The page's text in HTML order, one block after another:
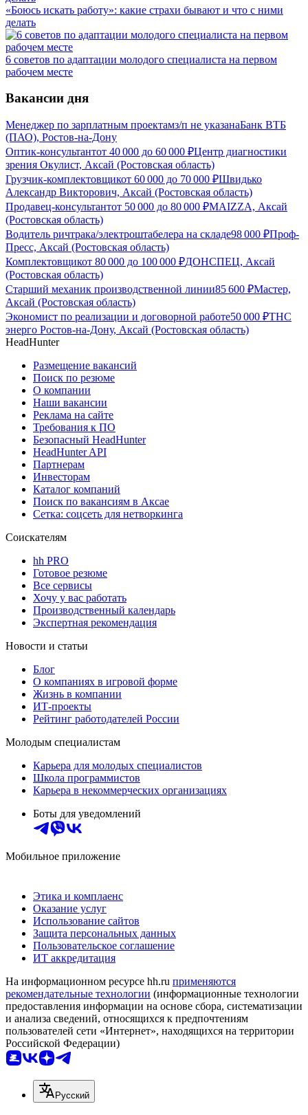
«Боюсь искать работу»: какие страхи бывают и что с ними
делать
6 советов по адаптации молодого специалиста на первом
рабочем месте
Вакансии дня
Менеджер по зарплатным проектамз/п не указанаБанк ВТБ
(ПАО), Ростов-на-Дону
Оптик-консультантот 40 000 до 60 000 ₽Центр диагностики
зрения Окулист, Аксай (Ростовская область)
Грузчик-комплектовщикот 60 000 до 70 000 ₽Швидько
Александр Викторович, Аксай (Ростовская область)
Продавец-консультантот 50 000 до 80 000 ₽MAIZZA, Аксай
(Ростовская область)
Водитель ричтрака/электроштабелера на складе98 000 ₽Проф-
Пресс, Аксай (Ростовская область)
Комплектовщикот 80 000 до 100 000 ₽ДОНСПЕЦ, Аксай
(Ростовская область)
Старший механик производственной линии85 600 ₽Мастер,
Аксай (Ростовская область)
Экономист по реализации и договорной работе50 000 ₽ТНС
энерго Ростов-на-Дону, Аксай (Ростовская область)
HeadHunter
Размещение вакансий
Поиск по резюме
О компании
Наши вакансии
Реклама на сайте
Требования к ПО
Безопасный HeadHunter
HeadHunter API
Партнерам
Инвесторам
Каталог компаний
Поиск по вакансиям в Аксае
Сетка: соцсеть для нетворкинга
Соискателям
hh PRO
Готовое резюме
Все сервисы
Хочу у вас работать
Производственный календарь
Экспертная рекомендация
Новости и статьи
Блог
О компаниях в игровой форме
Жизнь в компании
ИТ-проекты
Рейтинг работодателей России
Молодым специалистам
Карьера для молодых специалистов
Школа программистов
Карьера в некоммерческих организациях
Боты для уведомлений
Мобильное приложение
Этика и комплаенс
Оказание услуг
Использование сайтов
Защита персональных данных
Пользовательское соглашение
ИТ аккредитация
На информационном ресурсе hh.ru применяются
рекомендательные технологии (информационные технологии
предоставления информации на основе сбора, систематизации
и анализа сведений, относящихся к предпочтениям
пользователей сети «Интернет», находящихся на территории
Российской Федерации)
Русский